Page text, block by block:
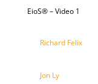
EioS® – Video 1
Richard Felix
Jon Ly